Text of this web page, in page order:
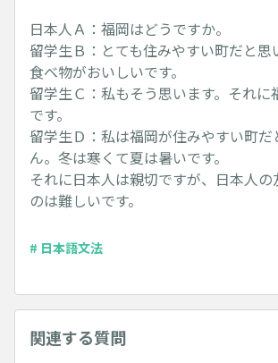
日本人Ａ：福岡はどうですか。
留学生Ｂ：とても住みやすい町だと思
食べ物がおいしいです。
留学生Ｃ：私もそう思います。それに
です。
留学生Ｄ：私は福岡が住みやすい町だ
ん。冬は寒くて夏は暑いです。
それに日本人は親切ですが、日本人の
のは難しいです。
# 日本語文法
関連する質問